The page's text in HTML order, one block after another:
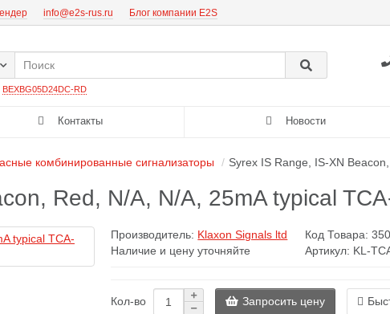
info@e2s-rus.ru Блог компании E2S
BEXBG05D24DC-RD
Контакты Новости
комбинированные сигнализаторы Syrex IS Range, IS-XN
Red, N/A, N/A, 25mA typical
Производитель: Klaxon Signals ltd Код Товара:
Наличие и цену уточняйте
Артикул: KL-
Кол-во Запросить цену